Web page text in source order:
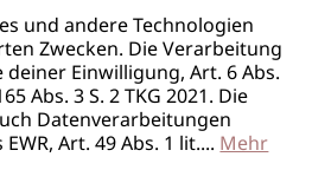
und andere Technologien
Zwecken. Die Verarbeitung
Einwilligung, Art. 6 Abs.
Abs. 3 S. 2 TKG 2021. Die
Datenverarbeitungen
Art. 49 Abs. 1 lit....Mehr